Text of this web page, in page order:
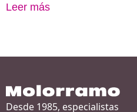
Leer más
Desde 1985, especialistas